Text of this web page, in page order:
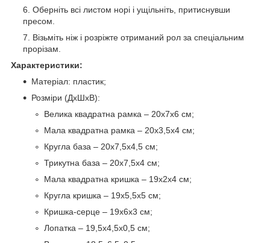
Оберніть всі листом норі і ущільніть, притиснувши
пресом.
Візьміть ніж і розріжте отриманий рол за спеціальним
прорізам.
Характеристики:
Матеріал: пластик;
Розміри (ДхШхВ):
Велика квадратна рамка – 20х7х6 см;
Мала квадратна рамка – 20х3,5х4 см;
Кругла база – 20х7,5х4,5 см;
Трикутна база – 20х7,5х4 см;
Мала квадратна кришка – 19х2х4 см;
Кругла кришка – 19х5,5х5 см;
Кришка-серце – 19х6х3 см;
Лопатка – 19,5х4,5х0,5 см;